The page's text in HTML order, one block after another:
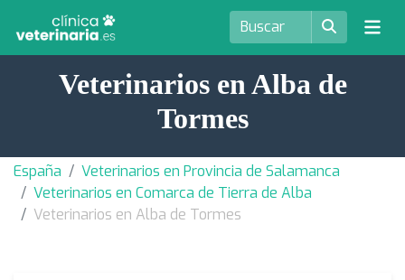
Veterinarios en Alba de
Tormes
España
Veterinarios en Provincia de Salamanca
Veterinarios en Comarca de Tierra de Alba
Veterinarios en Alba de Tormes